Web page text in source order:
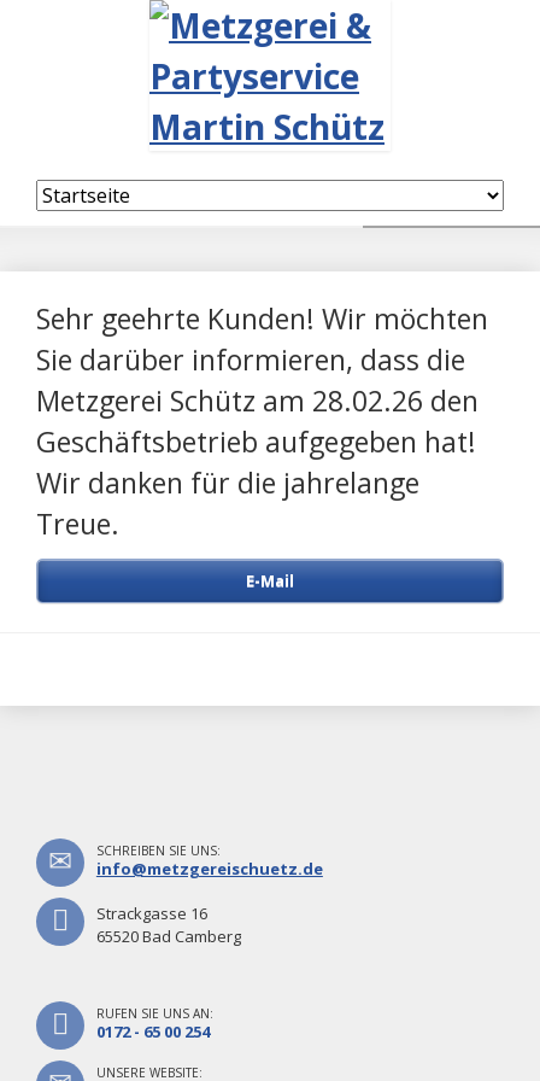
Navigation
überspringen
Sehr geehrte Kunden! Wir möchten
Sie darüber informieren, dass die
Metzgerei Schütz am 28.02.26 den
Geschäftsbetrieb aufgegeben hat!
Wir danken für die jahrelange
Treue.
E-Mail
SCHREIBEN SIE UNS:
info@metzgereischuetz.de
Strackgasse 16
65520 Bad Camberg
RUFEN SIE UNS AN:
0172 - 65 00 254
UNSERE WEBSITE: